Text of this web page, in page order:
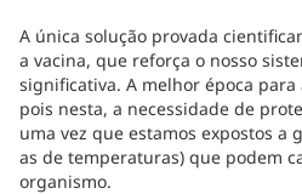
A única solução provada
a vacina, que reforça o nosso
significativa. A melhor época para
pois nesta, a necessidade de
uma vez que estamos expostos a
as de temperaturas) que podem
organismo.